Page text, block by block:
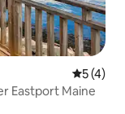
5 (4)
Eastport Maine